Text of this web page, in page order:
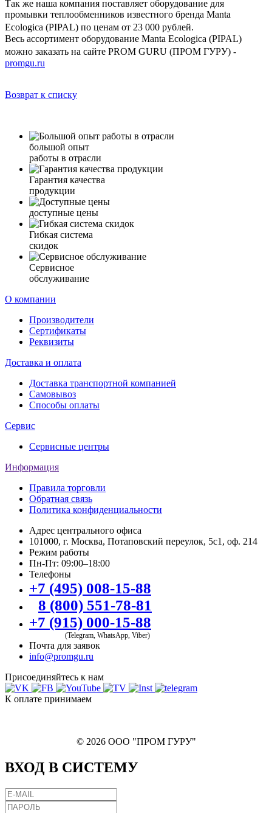
Так же наша компания поставляет оборудование для
промывки теплообменников известного бренда Manta
Ecologica (PIPAL) по ценам от 23 000 рублей.
Весь ассортимент оборудование Manta Ecologica (PIPAL)
можно заказать на сайте PROM GURU (ПРОМ ГУРУ) -
promgu.ru
Возврат к списку
большой опыт
работы в отрасли
Гарантия качества
продукции
доступные цены
Гибкая система
скидок
Сервисное
обслуживание
О компании
Производители
Сертификаты
Реквизиты
Доставка и оплата
Доставка транспортной компанией
Самовывоз
Способы оплаты
Сервис
Сервисные центры
Информация
Правила торговли
Обратная связь
Политика конфиденциальности
Адрес центрального офиса
101000, г. Москва, Потаповский переулок, 5с1, оф. 214
Режим работы
Пн-Пт: 09:00–18:00
Телефоны
+7 (495) 008-15-88
8 (800) 551-78-81
+7 (915) 000-15-88
(Telegram, WhatsApp, Viber)
Почта для заявок
info@promgu.ru
Присоединяйтесь к нам
К оплате принимаем
© 2026 ООО "ПРОМ ГУРУ"
ВХОД В СИСТЕМУ